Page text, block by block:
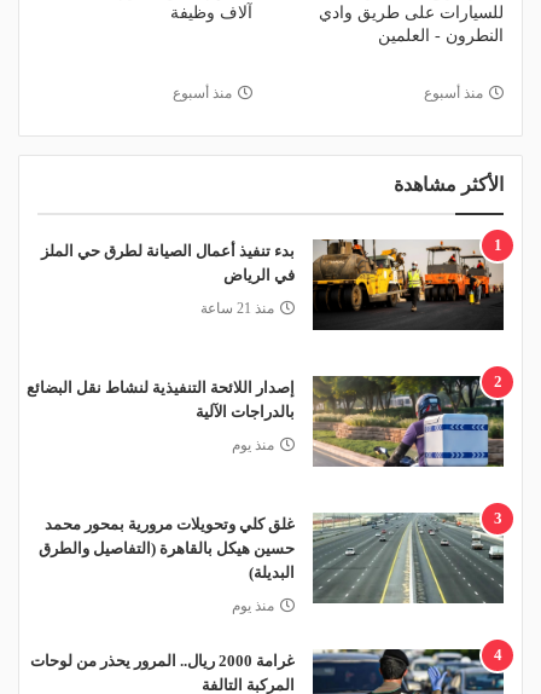
للسيارات على طريق وادي
النطرون - العلمين
منذ أسبوع
آلاف وظيفة
منذ أسبوع
الأكثر مشاهدة
1
بدء تنفيذ أعمال الصيانة لطرق حي الملز
في الرياض
منذ 21 ساعة
2
إصدار اللائحة التنفيذية لنشاط نقل البضائع
بالدراجات الآلية
منذ يوم
3
غلق كلي وتحويلات مرورية بمحور محمد
حسين هيكل بالقاهرة (التفاصيل والطرق
البديلة)
منذ يوم
4
غرامة 2000 ريال.. المرور يحذر من لوحات
المركبة التالفة